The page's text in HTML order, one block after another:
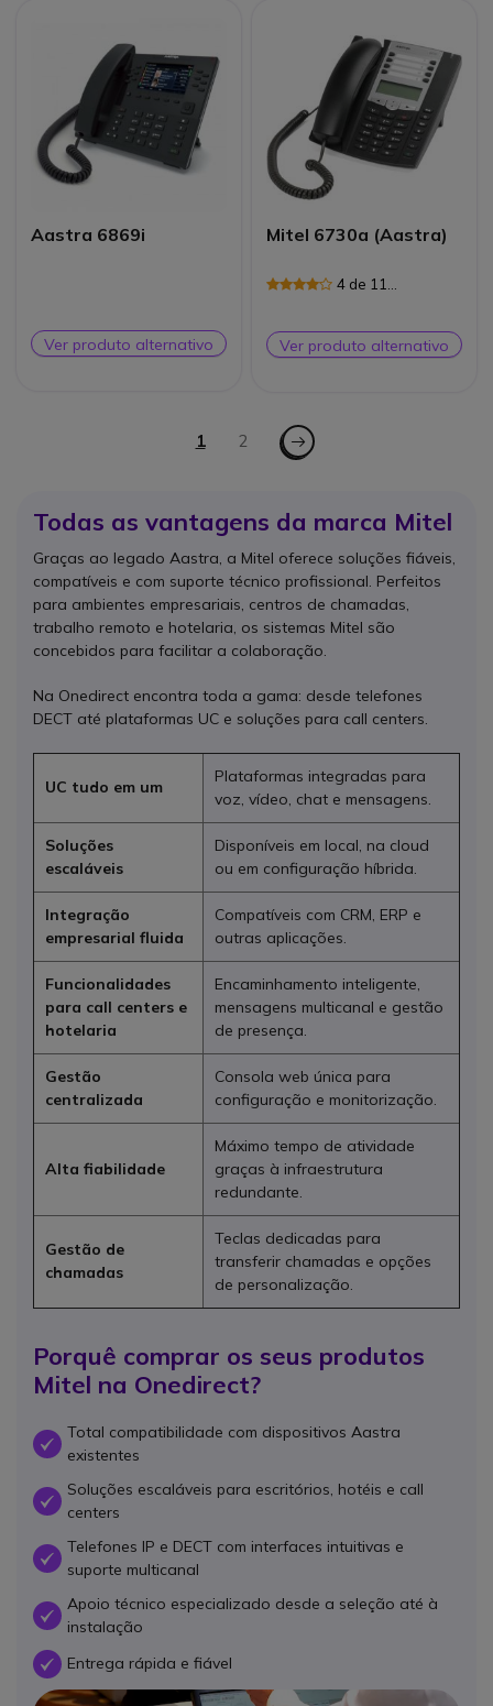
Aastra 6869i
Ver produto alternativo
Mitel 6730a (Aastra)
4 de 11
Ver produto alternativo
Página
Está de momento a ler a página
1 Página
2 Página - Seguinte
Todas as vantagens da marca Mitel
Graças ao legado Aastra, a Mitel oferece soluções fiáveis,
compatíveis e com suporte técnico profissional. Perfeitos
para ambientes empresariais, centros de chamadas,
trabalho remoto e hotelaria, os sistemas Mitel são
concebidos para facilitar a colaboração.
Na Onedirect encontra toda a gama: desde telefones
DECT até plataformas UC e soluções para call centers.
UC tudo em um
Plataformas integradas para
voz, vídeo, chat e mensagens.
Soluções
escaláveis
Disponíveis em local, na cloud
ou em configuração híbrida.
Integração
empresarial fluida
Compatíveis com CRM, ERP e
outras aplicações.
Funcionalidades
para call centers e
hotelaria
Encaminhamento inteligente,
mensagens multicanal e gestão
de presença.
Gestão
centralizada
Consola web única para
configuração e monitorização.
Alta fiabilidade
Máximo tempo de atividade
graças à infraestrutura
redundante.
Gestão de
chamadas
Teclas dedicadas para
transferir chamadas e opções
de personalização.
Porquê comprar os seus produtos
Mitel na Onedirect?
OK
Total compatibilidade com dispositivos Aastra
existentes
OK
Soluções escaláveis para escritórios, hotéis e call
centers
OK
Telefones IP e DECT com interfaces intuitivas e
suporte multicanal
OK
Apoio técnico especializado desde a seleção até à
instalação
OK
Entrega rápida e fiável